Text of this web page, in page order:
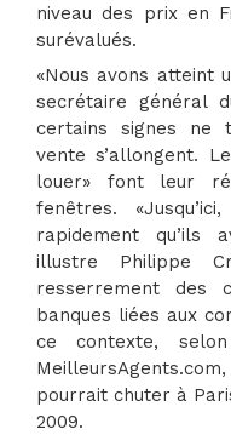
niveau des prix en
surévalués.
«Nous avons atteint
secrétaire général
certains signes ne
vente s’allongent.
louer» font leur
fenêtres.
rapidement qu’ils
illustre Philippe
resserrement des
banques liées aux
ce contexte,
pourrait chuter à
2009.